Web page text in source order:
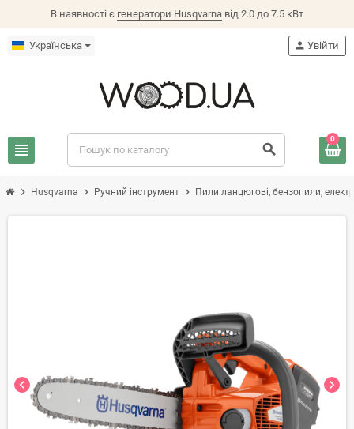
В наявності є генератори Husqvarna від 2.0 до 7.5 кВт
Українська
view_headline search
person Увійти
0
chevron_right Husqvarna chevron_right Ручний інструмент chevron_right Пили ланцюгові, бензопили,
chevron_left chevron_right